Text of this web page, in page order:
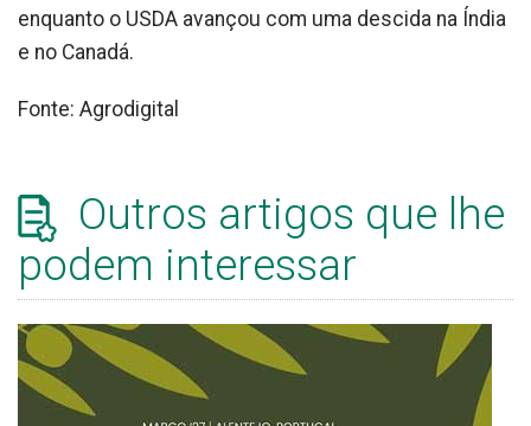
enquanto o USDA avançou com uma descida na Índia
e no Canadá.
Fonte: Agrodigital
Outros artigos que lhe
podem interessar